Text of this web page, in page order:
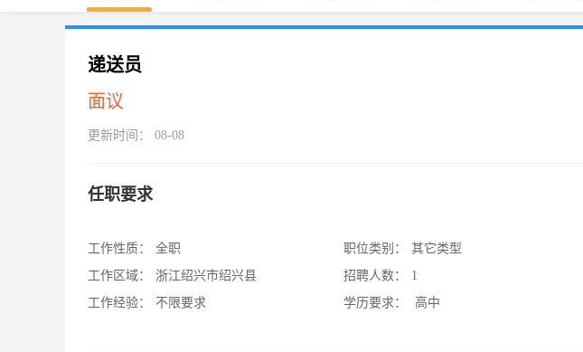
递送员
面议
更新时间： 08-08
任职要求
工作性质：
全职
工作区域：
浙江绍兴市绍兴县
工作经验：
不限要求
职位类别：
其它类型
招聘人数：
1
学历要求：
高中